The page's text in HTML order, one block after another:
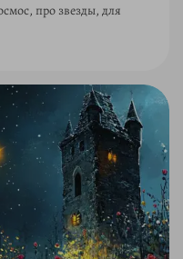
про звезды, для